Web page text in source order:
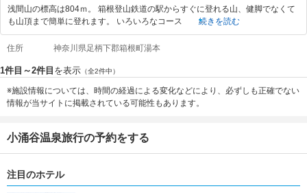
浅間山の標高は804ｍ。 箱根登山鉄道の駅からすぐに登れる山、健脚でなくて
も山頂まで簡単に登れます。 いろいろなコース
続きを読む
住所 神奈川県足柄下郡箱根町湯本
1件目～2件目 を表示 （全2件中）
※施設情報については、時間の経過による変化などにより、必ずしも正確でない
情報が当サイトに掲載されている可能性もあります。
小涌谷温泉旅行の予約をする
注目のホテル